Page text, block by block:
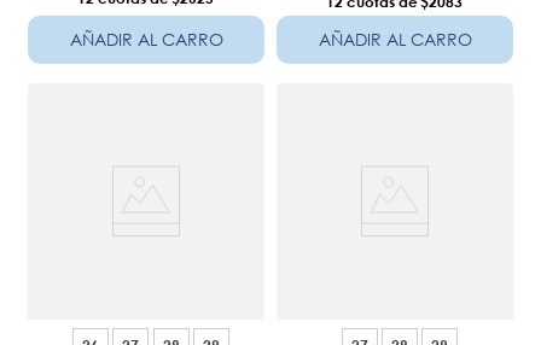
AÑADIR AL CARRO AÑADIR AL CARRO